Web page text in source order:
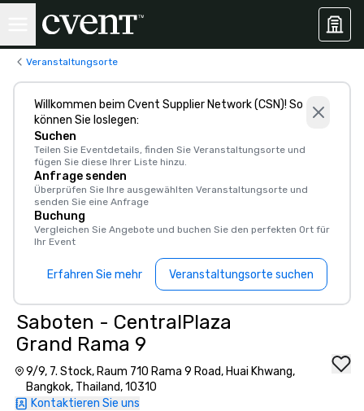
Veranstaltungsorte
Willkommen beim Cvent Supplier Network (CSN)! So
können Sie loslegen:
Suchen
Teilen Sie Eventdetails, finden Sie Veranstaltungsorte und
fügen Sie diese Ihrer Liste hinzu.
Anfrage senden
Überprüfen Sie Ihre ausgewählten Veranstaltungsorte und
senden Sie eine Anfrage
Buchung
Vergleichen Sie Angebote und buchen Sie den perfekten Ort für
Ihr Event
Erfahren Sie mehr Veranstaltungsorte suchen
Saboten - CentralPlaza
Grand Rama 9
9/9, 7. Stock, Raum 710 Rama 9 Road, Huai Khwang,
Bangkok, Thailand, 10310
Kontaktieren Sie uns